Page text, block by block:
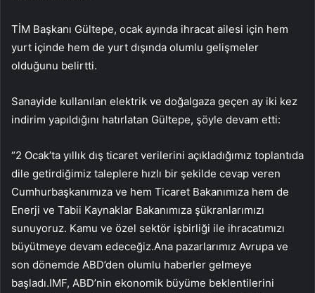
TİM Başkanı Gültepe, ocak ayında ihracat ailesi için hem
yurt içinde hem de yurt dışında olumlu gelişmeler
olduğunu belirtti.
Sanayide kullanılan elektrik ve doğalgaza geçen ay iki kez
indirim yapıldığını hatırlatan Gültepe, şöyle devam etti:
“2 Ocak’ta yıllık dış ticaret verilerini açıkladığımız toplantıda
dile getirdiğimiz taleplere hızlı bir şekilde cevap veren
Cumhurbaşkanımıza ve hem Ticaret Bakanımıza hem de
Enerji ve Tabii Kaynaklar Bakanımıza şükranlarımızı
sunuyoruz. Kamu ve özel sektör işbirliği ile ihracatımızı
büyütmeye devam edeceğiz.Ana pazarlarımız Avrupa ve
son dönemde ABD’den olumlu haberler gelmeye
başladı.IMF, ABD’nin ekonomik büyüme beklentilerini